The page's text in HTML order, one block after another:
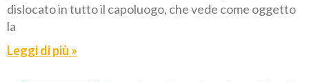
dislocato in tutto il capoluogo, che vede come oggetto
la
Leggi di più »